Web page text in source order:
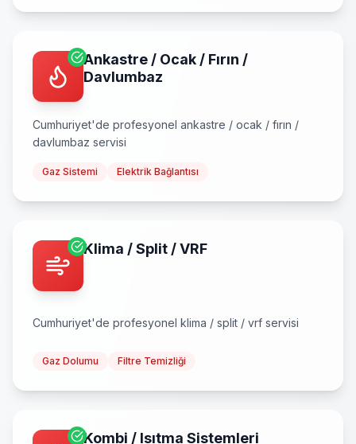
Ankastre / Ocak / Fırın /
Davlumbaz
Cumhuriyet'de profesyonel ankastre / ocak / fırın /
davlumbaz servisi
Gaz Sistemi Elektrik Bağlantısı
Klima / Split / VRF
Cumhuriyet'de profesyonel klima / split / vrf servisi
Gaz Dolumu Filtre Temizliği
Kombi / Isıtma Sistemleri